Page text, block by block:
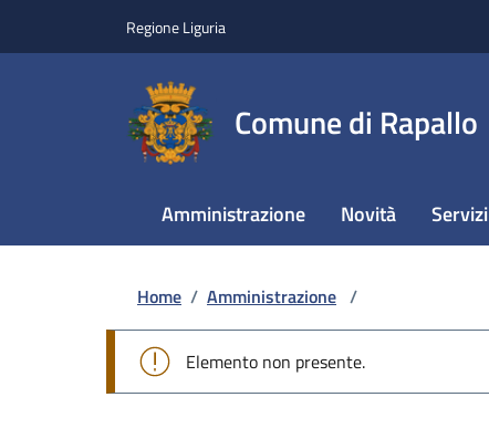
Regione Liguria
Comune di Rapallo
Amministrazione Novità Servizi
Home / Amministrazione /
Elemento non presente.